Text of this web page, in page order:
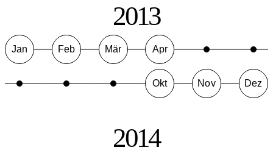
2013
Jan Feb Mär Apr
Okt Nov Dez
2014